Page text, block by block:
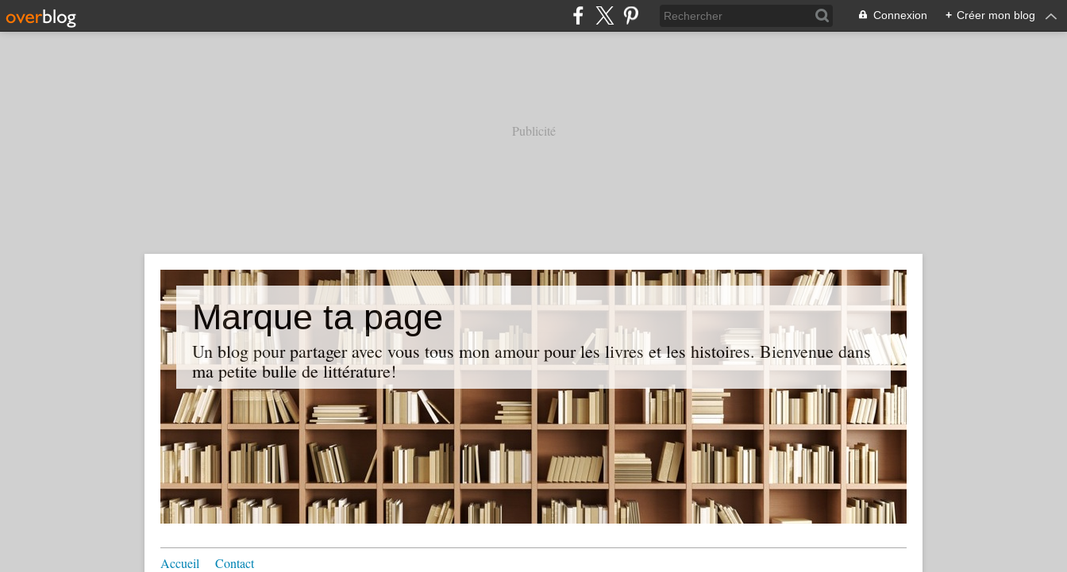
Connexion + Créer mon blog
Publicité
Marque ta page
Un blog pour partager avec vous tous mon amour pour les livres et les histoires. Bienvenue dans
ma petite bulle de littérature!
Accueil Contact